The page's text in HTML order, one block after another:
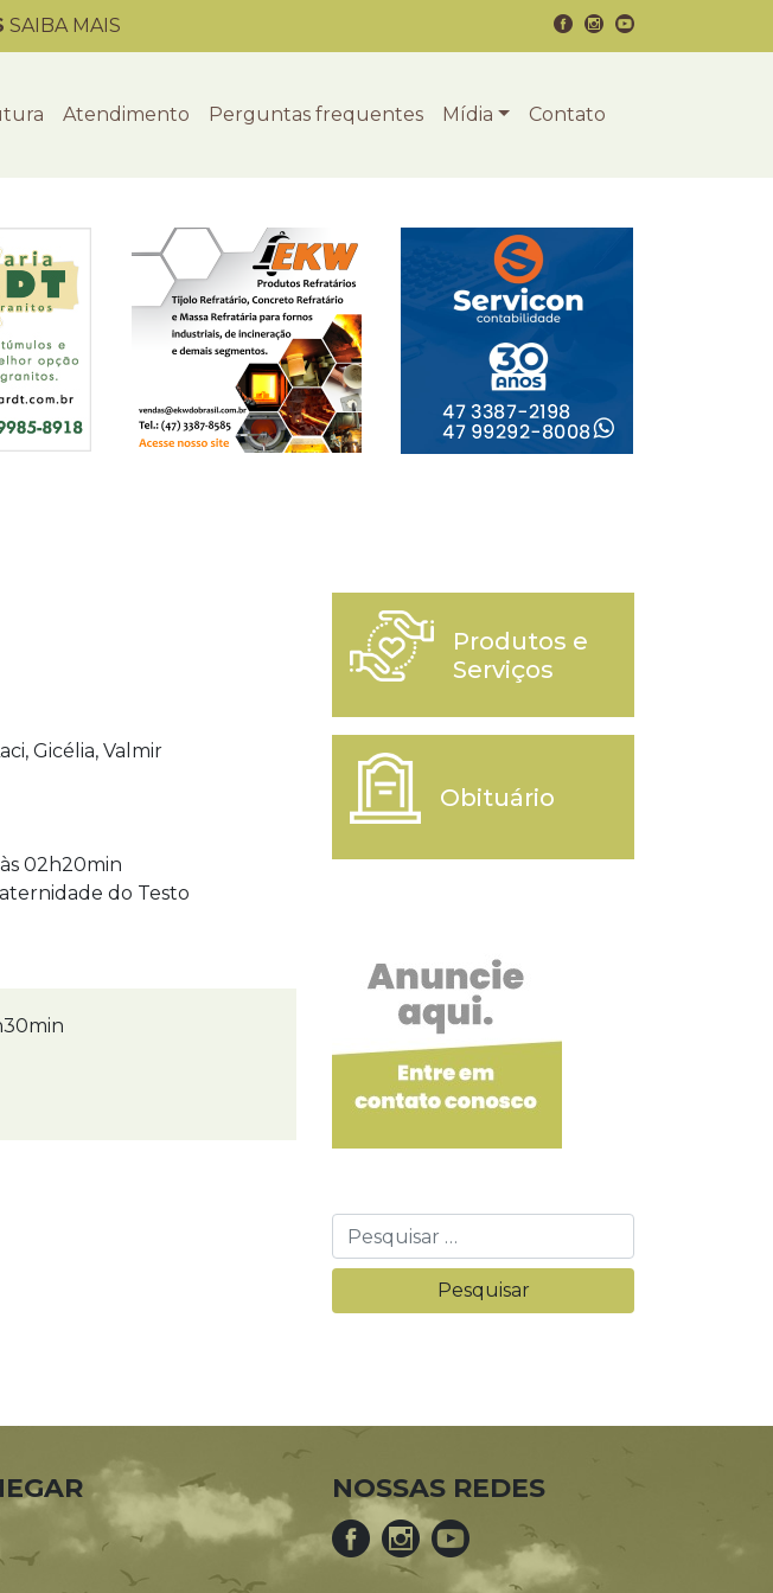
SAIBA MAIS
Atendimento Perguntas frequentes Mídia Contato
Gicélia, Valmir
02h20min
do Testo
Produtos e
Serviços
Obituário
NOSSAS REDES